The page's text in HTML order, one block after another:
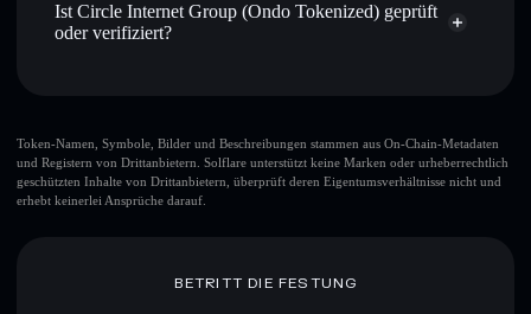
privaten Schlüssel behältst
Privacy Aggregator
6xHEyem9hmkGtVq6XGCiQUGpPsHBaoYuYdFNZa5ondo
Ist Circle Internet Group (Ondo Tokenized) geprüft
oder verifiziert?
Token-Namen, Symbole, Bilder und Beschreibungen stammen aus On-Chain-Metadaten
und Registern von Drittanbietern. Solflare unterstützt keine Marken oder urheberrechtlich
geschützten Inhalte von Drittanbietern, überprüft deren Eigentumsverhältnisse nicht und
erhebt keinerlei Ansprüche darauf.
BETRITT DIE FESTUNG